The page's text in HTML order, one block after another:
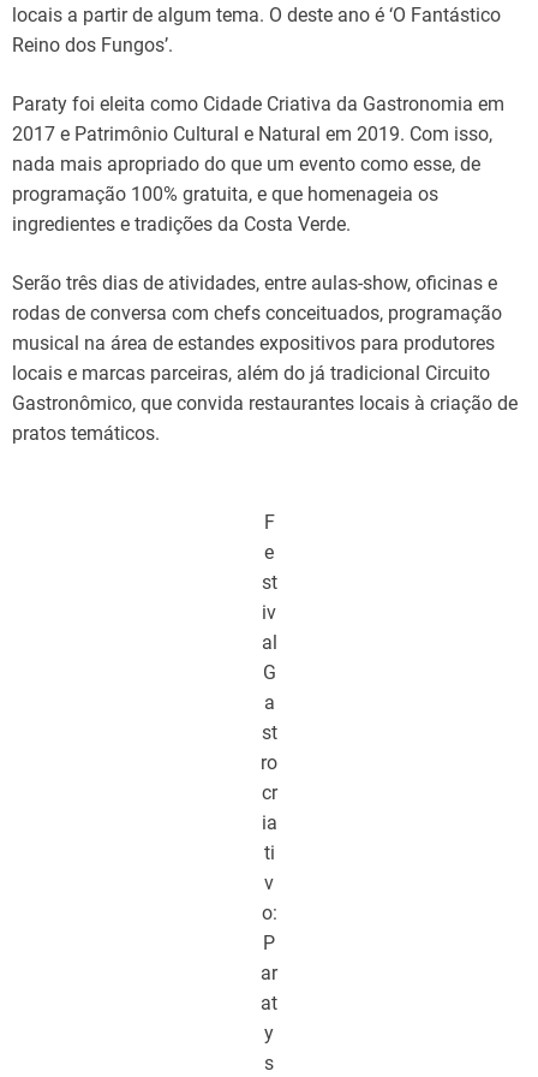
locais a partir de algum tema. O deste ano é ‘O Fantástico
Reino dos Fungos’.
Paraty foi eleita como Cidade Criativa da Gastronomia em
2017 e Patrimônio Cultural e Natural em 2019. Com isso,
nada mais apropriado do que um evento como esse, de
programação 100% gratuita, e que homenageia os
ingredientes e tradições da Costa Verde.
Serão três dias de atividades, entre aulas-show, oficinas e
rodas de conversa com chefs conceituados, programação
musical na área de estandes expositivos para produtores
locais e marcas parceiras, além do já tradicional Circuito
Gastronômico, que convida restaurantes locais à criação de
pratos temáticos.
F
e
st
iv
al
G
a
st
ro
cr
ia
ti
v
o:
P
ar
at
y
s